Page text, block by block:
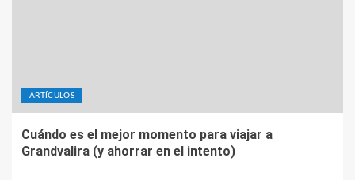
ARTÍCULOS
Cuándo es el mejor momento para viajar a
Grandvalira (y ahorrar en el intento)